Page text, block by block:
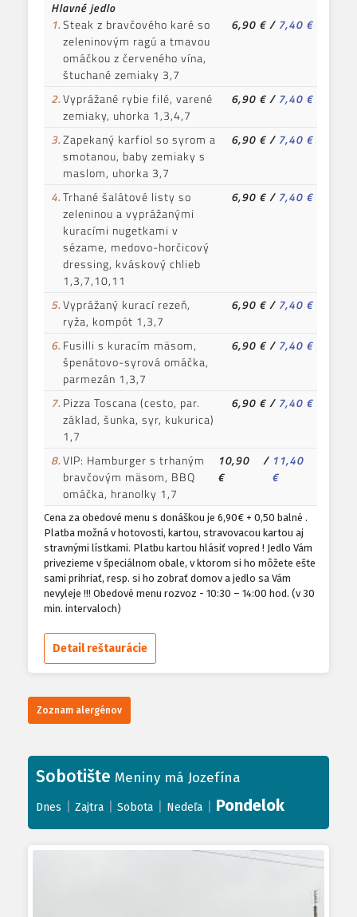
Hlavné jedlo
1.Steak z bravčového karé so
zeleninovým ragú a tmavou
omáčkou z červeného vína,
štuchané zemiaky 3,7
6,90 €/ 7,40 €
2.Vyprážané rybie filé, varené
zemiaky, uhorka 1,3,4,7
6,90 €/ 7,40 €
3.Zapekaný karfiol so syrom a
smotanou, baby zemiaky s
maslom, uhorka 3,7
6,90 €/ 7,40 €
4.Trhané šalátové listy so
zeleninou a vyprážanými
kuracími nugetkami v
sézame, medovo-horčicový
dressing, kváskový chlieb
1,3,7,10,11
6,90 €/ 7,40 €
5.Vyprážaný kurací rezeň,
ryža, kompót 1,3,7
6,90 €/ 7,40 €
6. Fusilli s kuracím mäsom,
špenátovo-syrová omáčka,
parmezán 1,3,7
6,90 €/ 7,40 €
7. Pizza Toscana (cesto, par.
základ, šunka, syr, kukurica)
1,7
6,90 €/ 7,40 €
8.VIP: Hamburger s trhaným
bravčovým mäsom, BBQ
omáčka, hranolky 1,7
10,90
€
/ 11,40
€
Cena za obedové menu s donáškou je 6,90€ + 0,50 balné .
Platba možná v hotovosti, kartou, stravovacou kartou aj
stravnými lístkami. Platbu kartou hlásiť vopred ! Jedlo Vám
privezieme v špeciálnom obale, v ktorom si ho môžete ešte
sami prihriať, resp. si ho zobrať domov a jedlo sa Vám
nevyleje !!! Obedové menu rozvoz - 10:30 – 14:00 hod. (v 30
min. intervaloch)
Detail reštaurácie
Zoznam alergénov
Sobotište Meniny má Jozefína
Dnes Zajtra Sobota Nedeľa Pondelok